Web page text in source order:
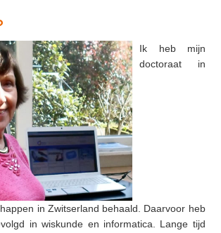
Ik heb mijn
doctoraat in
in Zwitserland behaald. Daarvoor heb
in wiskunde en informatica. Lange tijd